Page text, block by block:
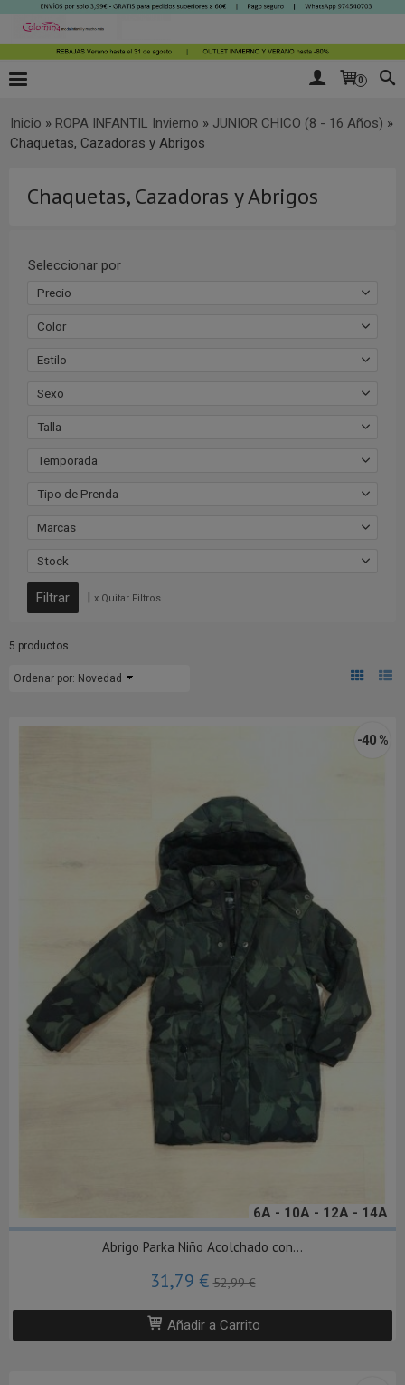
0
Inicio » ROPA INFANTIL Invierno » JUNIOR CHICO (8 - 16 Años) »
Chaquetas, Cazadoras y Abrigos
Chaquetas, Cazadoras y Abrigos
Seleccionar por
Precio
Color
Estilo
Sexo
Talla
Temporada
Tipo de Prenda
Marcas
Stock
| x Quitar Filtros
5 productos
Ordenar por: Novedad
6A - 10A - 12A - 14A
-40 %
Abrigo Parka Niño Acolchado con...
31,79 €52,99 €
Añadir a Carrito